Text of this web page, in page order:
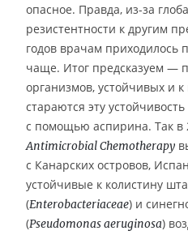
опасное. Правда, из-за
резистентности к другим
годов врачам приходилось
чаще. Итог предсказуем —
организмов, устойчивых и
стараются эту
с помощью аспирина. Так в
Antimicrobial Chemotherapy
с Канарских островов,
устойчивые к колистину
(Enterobacteriaceae) и
(Pseudomonas aeruginosa)